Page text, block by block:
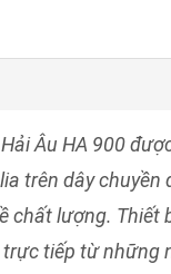
Âu HA 900
trên dây chuyền
chất lượng. Thiết
tiếp từ những